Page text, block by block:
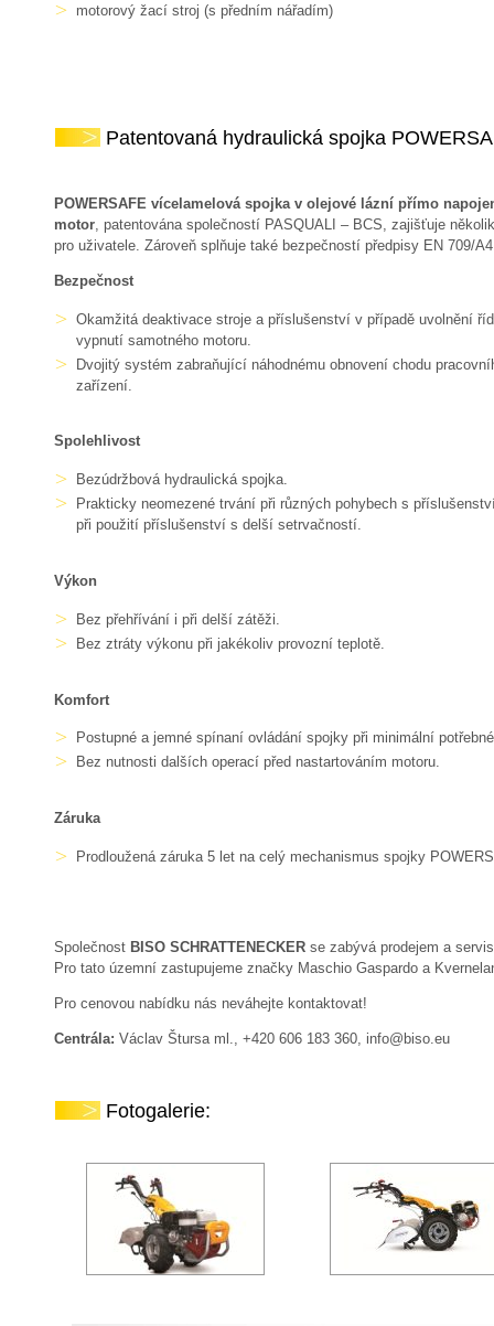
motorový žací stroj (s předním nářadím)
Patentovaná hydraulická spojka
POWERSAFE vícelamelová spojka v olejové lázní přímo
motor , patentována společností PASQUALI – BCS, zajišťuje
pro uživatele. Zároveň splňuje také bezpečností předpisy EN 709/
Bezpečnost
Okamžitá deaktivace stroje a příslušenství v případě uvolnění
vypnutí samotného motoru.
Dvojitý systém zabraňující náhodnému obnovení chodu
zařízení.
Spolehlivost
Bezúdržbová hydraulická spojka.
Prakticky neomezené trvání při různých pohybech s
při použití příslušenství s delší setrvačností.
Výkon
Bez přehřívání i při delší zátěži.
Bez ztráty výkonu při jakékoliv provozní teplotě.
Komfort
Postupné a jemné spínaní ovládání spojky při minimální
Bez nutnosti dalších operací před nastartováním motoru.
Záruka
Prodloužená záruka 5 let na celý mechanismus spojky
Společnost BISO SCHRATTENECKER se zabývá prodejem a
Pro tato územní zastupujeme značky Maschio Gaspardo a
Pro cenovou nabídku nás neváhejte kontaktovat!
Centrála: Václav Štursa ml., +420 606 183 360, info@biso.eu
Fotogalerie: